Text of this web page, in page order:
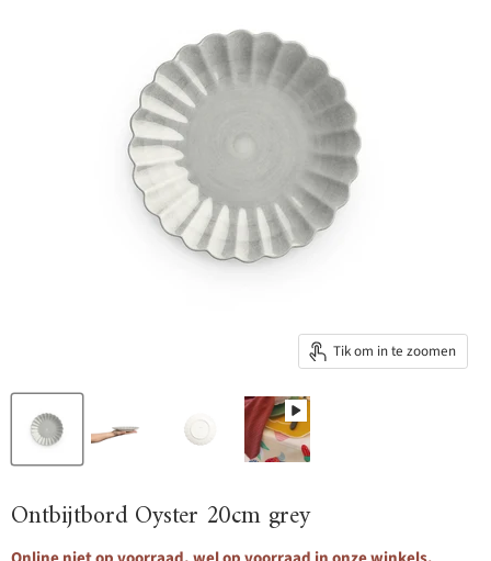
Tik om in te zoomen
Ontbijtbord Oyster 20cm grey